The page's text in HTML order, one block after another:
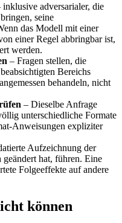
inklusive adversarialer, die
seine
das Modell mit einer
einer Regel abbringbar ist,
werden.
– Fragen stellen, die
Bereichs
behandeln, nicht
– Dieselbe Anfrage
unterschiedliche Formate
Anweisungen expliziter
Aufzeichnung der
hat, führen. Eine
Folgeeffekte auf andere
können